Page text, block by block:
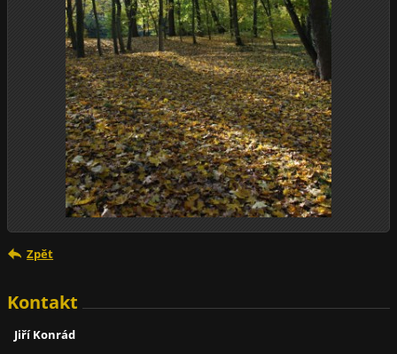
Zpět
Kontakt
Jiří Konrád